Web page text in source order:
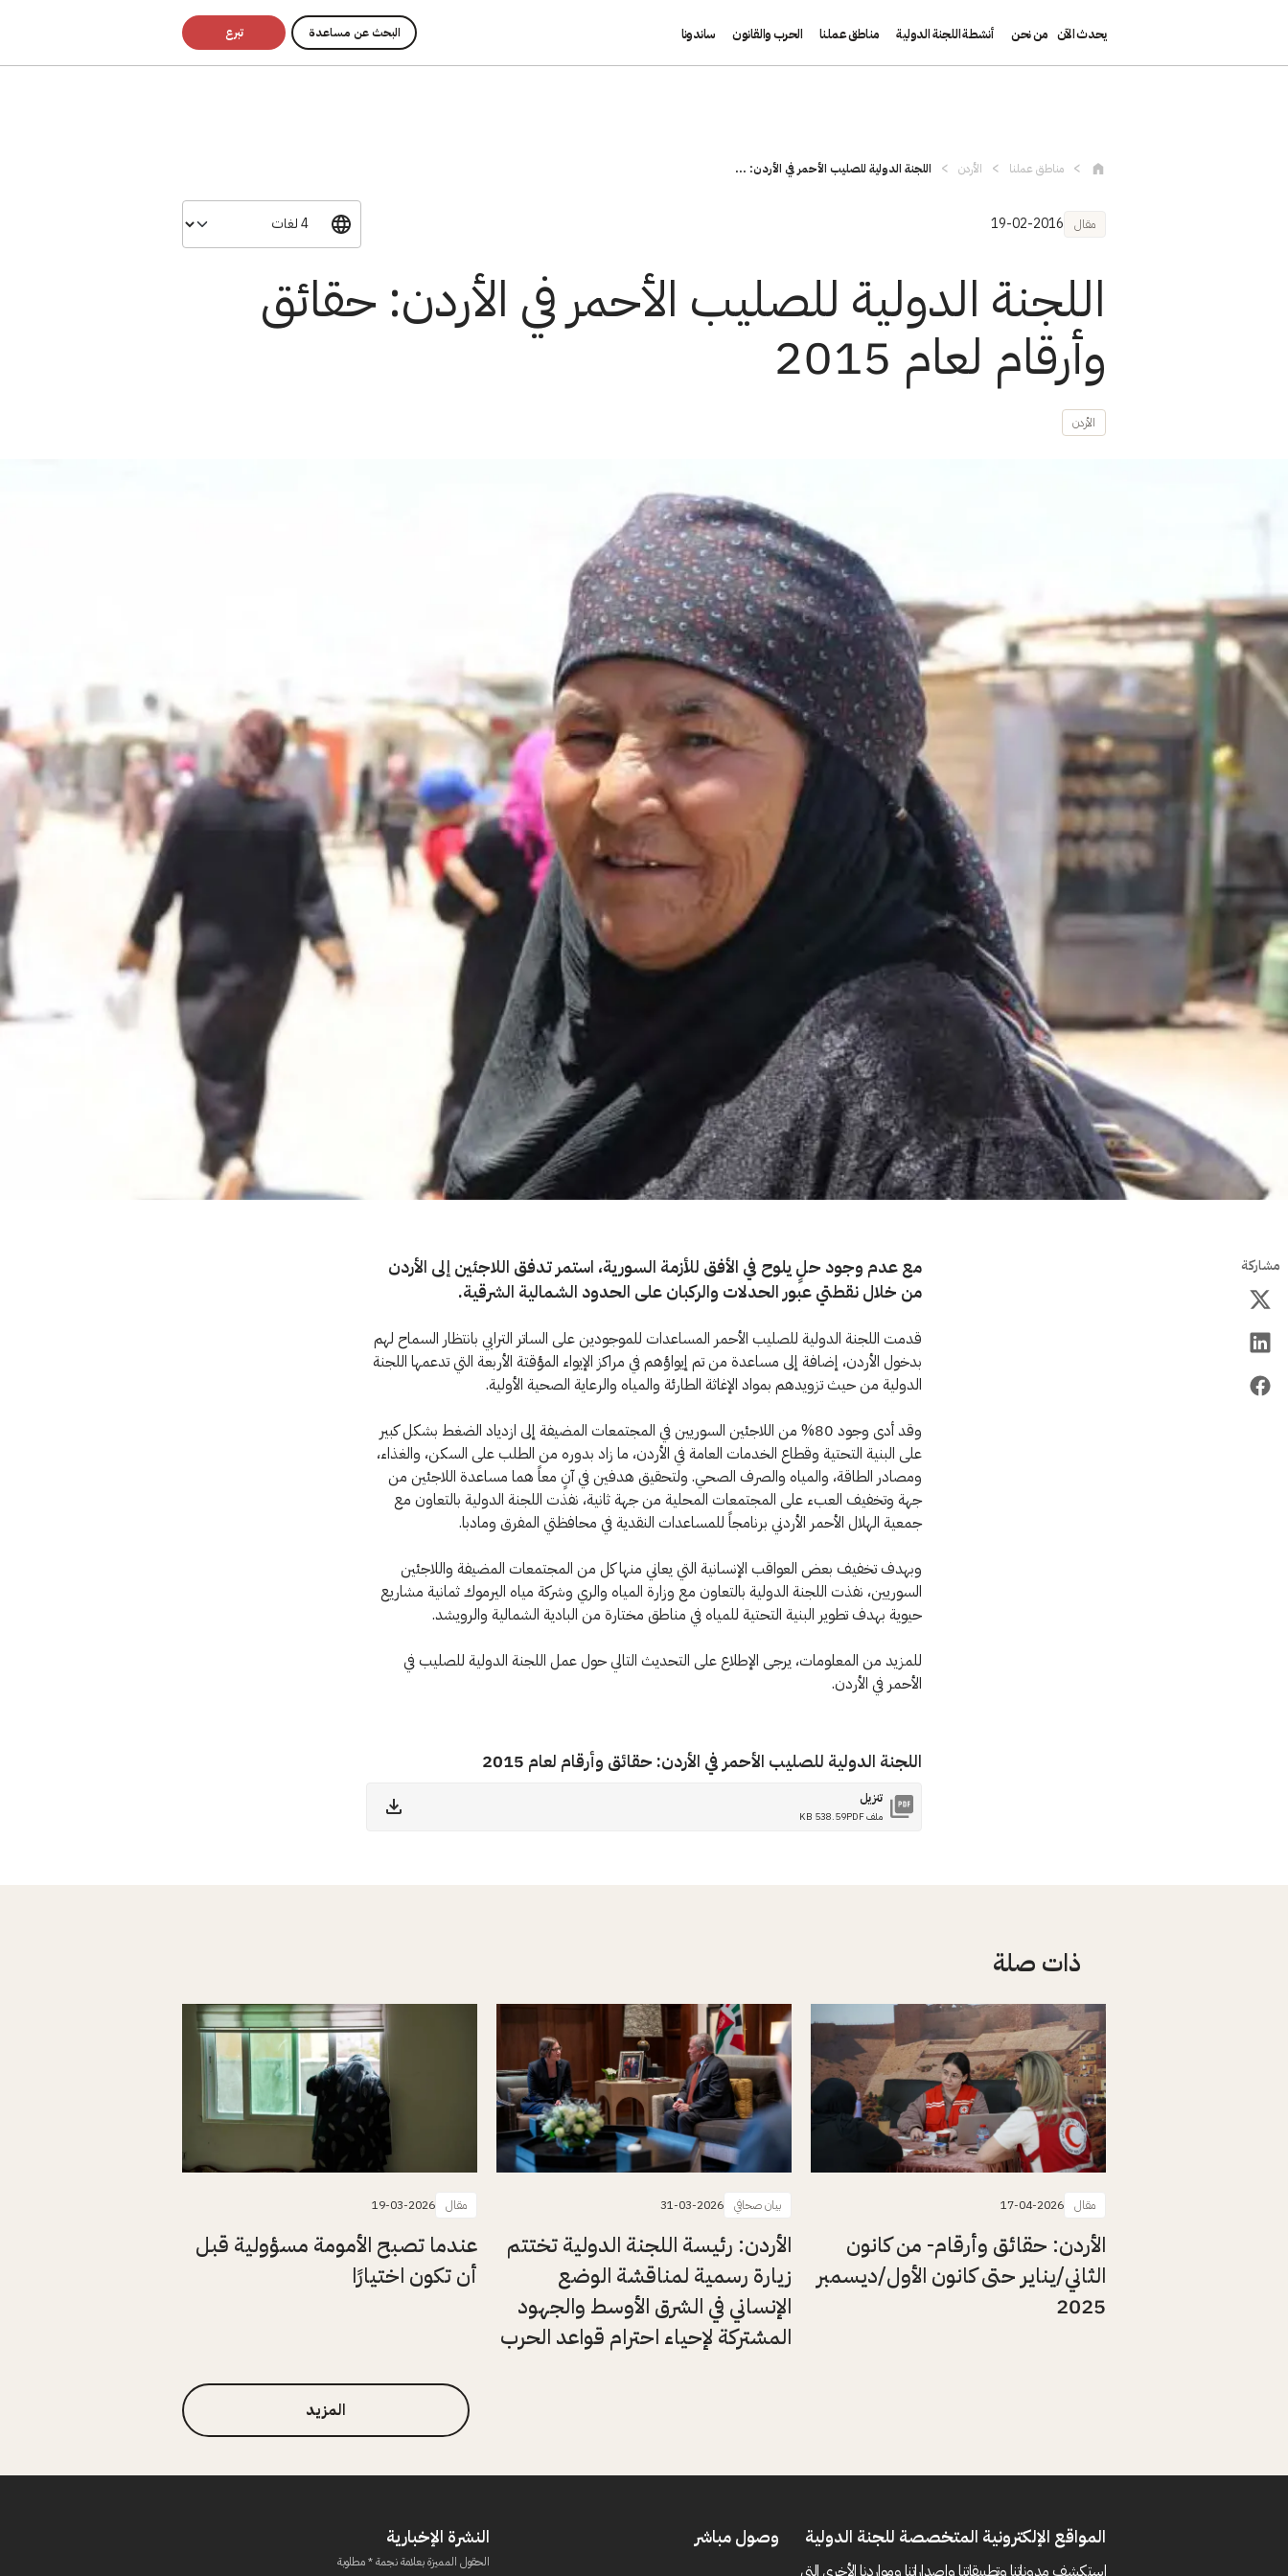
يحدث الآن من نحن أنشطة اللجنة الدولية مناطق عملنا الحرب والقانون ساندونا البحث عن مساعدة تبرع
مناطق عملنا الأردن اللجنة الدولية للصليب الأحمر في الأردن: ...
مقال 19-02-2016
اللجنة الدولية للصليب الأحمر في الأردن: حقائق
وأرقام لعام 2015
الأردن
مشاركة
مع عدم وجود حلٍ يلوح في الأفق للأزمة السورية، استمر تدفق اللاجئين إلى الأردن
من خلال نقطتي عبور الحدلات والركبان على الحدود الشمالية الشرقية.
قدمت اللجنة الدولية للصليب الأحمر المساعدات للموجودين على الساتر الترابي بانتظار السماح لهم
بدخول الأردن، إضافة إلى مساعدة من تم إيواؤهم في مراكز الإيواء المؤقتة الأربعة التي تدعمها اللجنة
الدولية من حيث تزويدهم بمواد الإغاثة الطارئة والمياه والرعاية الصحية الأولية.
وقد أدى وجود 80% من اللاجئين السوريين في المجتمعات المضيفة إلى ازدياد الضغط بشكل كبير
على البنية التحتية وقطاع الخدمات العامة في الأردن، ما زاد بدوره من الطلب على السكن، والغذاء،
ومصادر الطاقة، والمياه والصرف الصحي. ولتحقيق هدفين في آنٍ معاً هما مساعدة اللاجئين من
جهة وتخفيف العبء على المجتمعات المحلية من جهة ثانية، نفذت اللجنة الدولية بالتعاون مع
جمعية الهلال الأحمر الأردني برنامجاً للمساعدات النقدية في محافظتي المفرق ومادبا.
وبهدف تخفيف بعض العواقب الإنسانية التي يعاني منها كل من المجتمعات المضيفة واللاجئين
السوريين، نفذت اللجنة الدولية بالتعاون مع وزارة المياه والري وشركة مياه اليرموك ثمانية مشاريع
حيوية بهدف تطوير البنية التحتية للمياه في مناطق مختارة من البادية الشمالية والرويشد.
للمزيد من المعلومات، يرجى الإطلاع على التحديث التالي حول عمل اللجنة الدولية للصليب في
الأحمر في الأردن.
اللجنة الدولية للصليب الأحمر في الأردن: حقائق وأرقام لعام 2015
تنزيل
ملف PDF 538.59 KB
ذات صلة
مقال 17-04-2026
الأردن: حقائق وأرقام- من كانون
الثاني/يناير حتى كانون الأول/ديسمبر
2025
بيان صحافي 31-03-2026
الأردن: رئيسة اللجنة الدولية تختتم
زيارة رسمية لمناقشة الوضع
الإنساني في الشرق الأوسط والجهود
المشتركة لإحياء احترام قواعد الحرب
مقال 19-03-2026
عندما تصبح الأمومة مسؤولية قبل
أن تكون اختيارًا
المزيد
المواقع الإلكترونية المتخصصة للجنة الدولية وصول مباشر النشرة الإخبارية
الحقول المميزة بعلامة نجمة * مطلوبة